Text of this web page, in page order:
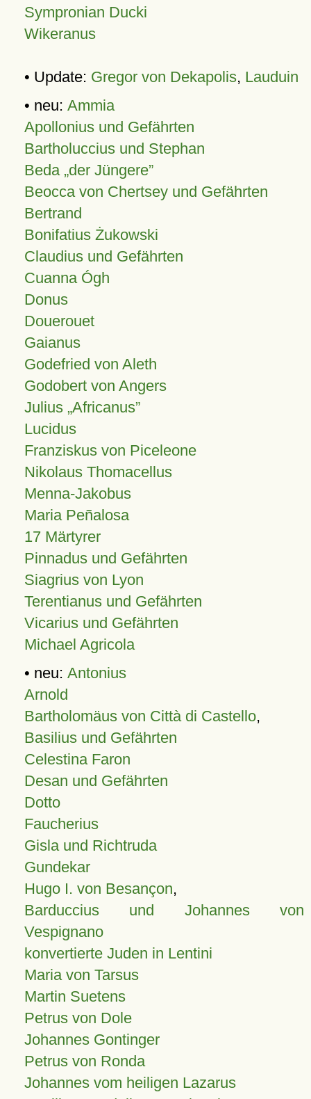
Sympronian Ducki
Wikeranus
• Update: Gregor von Dekapolis, Lauduin
• neu: Ammia
Apollonius und Gefährten
Bartholuccius und Stephan
Beda „der Jüngere”
Beocca von Chertsey und Gefährten
Bertrand
Bonifatius Żukowski
Claudius und Gefährten
Cuanna Ógh
Donus
Douerouet
Gaianus
Godefried von Aleth
Godobert von Angers
Julius Africanus
Lucidus
Franziskus von Piceleone
Nikolaus Thomacellus
Menna-Jakobus
Maria Peñalosa
17 Märtyrer
Pinnadus und Gefährten
Siagrius von Lyon
Terentianus und Gefährten
Vicarius und Gefährten
Michael Agricola
• neu: Antonius
Arnold
Bartholomäus von Città di Castello,
Basilius und Gefährten
Celestina Faron
Desan und Gefährten
Dotto
Faucherius
Gisla und Richtruda
Gundekar
Hugo I. von Besançon,
Barduccius und Johannes von
Vespignano
konvertierte Juden in Lentini
Maria von Tarsus
Martin Suetens
Petrus von Dole
Johannes Gontinger
Petrus von Ronda
Johannes vom heiligen Lazarus